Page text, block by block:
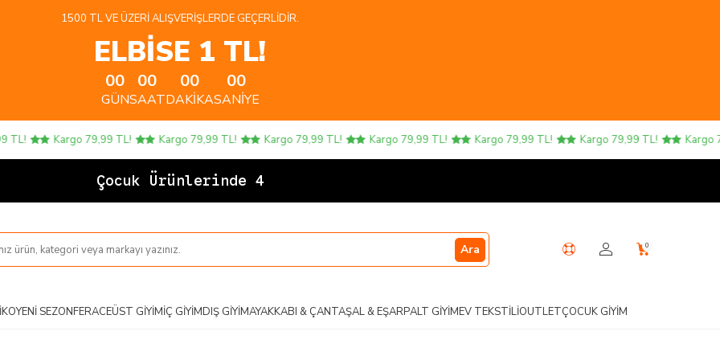
1500 TL VE ÜZERI ALIŞVERIŞLERDE GEÇERLIDIR.
ELBİSE 1 TL!
00
GÜN
00
SAAT
00
DAKIKA
00
SANIYE
Kargo 79,99 TL! Kargo 79,99 TL! Kargo 79,99 TL! Kargo 79,99 TL! Kargo 79,99 TL! Kargo 79,99 TL! Kargo
Çocuk Ürünlerinde 4 AL
Ara 0
YENI SEZONFERACEÜST GIYIMİÇ GIYIMDIŞ GIYIMAYAKKABI & ÇANTAŞAL & EŞARPALT GIYIMEV TEKSTILIOUTLETÇOCUK GIYIM